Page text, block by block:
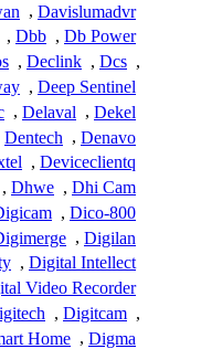
Davislumadvr
,
Db Power
,
Dbb
,
,
Dcs
,
Declink
,
Deep Sentinel
,
Dekel
,
Delaval
,
Denavo
,
Dentech
Deviceclientq
,
Dhi Cam
,
Dhwe
,
Dico-800
,
Digilan
,
Digital Intellect
,
Video Recorder
,
Digitcam
,
Digma
,
Home